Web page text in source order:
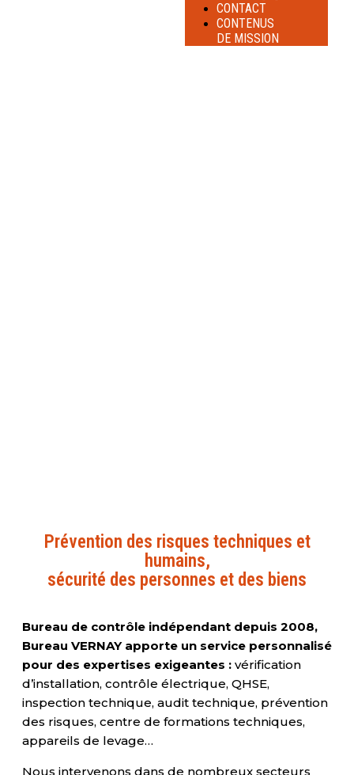
CONTACT
CONTENUS
DE MISSION
Prévention des risques techniques et
humains,
sécurité des personnes et des biens
Bureau de contrôle indépendant depuis 2008,
Bureau VERNAY apporte un service personnalisé
pour des expertises exigeantes : vérification
d’installation, contrôle électrique, QHSE,
inspection technique, audit technique, prévention
des risques, centre de formations techniques,
appareils de levage…
Nous intervenons dans de nombreux secteurs